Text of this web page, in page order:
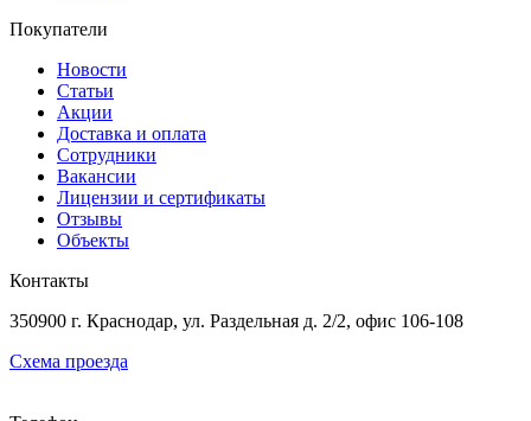
Покупатели
Новости
Статьи
Акции
Доставка и оплата
Сотрудники
Вакансии
Лицензии и сертификаты
Отзывы
Объекты
Контакты
350900 г. Краснодар, ул. Раздельная д. 2/2, офис 106-108
Схема проезда